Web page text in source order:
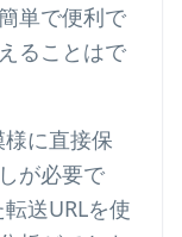
単で便利で
ることはで
に直接保
が必要で
送URLを使